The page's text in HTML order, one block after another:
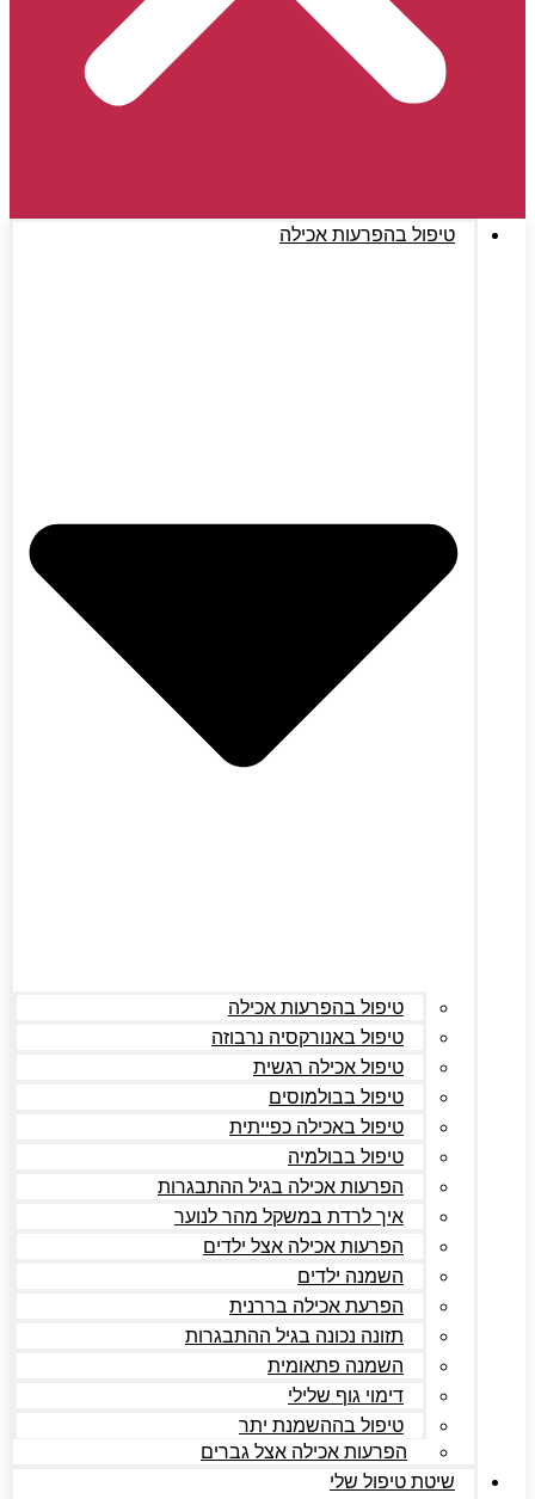
טיפול בהפרעות אכילה
טיפול בהפרעות אכילה
טיפול באנורקסיה נרבוזה
טיפול אכילה רגשית
טיפול בבולמוסים
טיפול באכילה כפייתית
טיפול בבולמיה
הפרעות אכילה בגיל ההתבגרות
איך לרדת במשקל מהר לנוער
הפרעות אכילה אצל ילדים
השמנה ילדים
הפרעת אכילה בררנית
תזונה נכונה בגיל ההתבגרות
השמנה פתאומית
דימוי גוף שלילי
טיפול בההשמנת יתר
הפרעות אכילה אצל גברים
שיטת טיפול שלי